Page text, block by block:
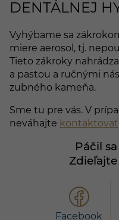
DENTÁLNEJ
Vyhýbame sa
miere aerosol, tj.
Tieto zákroky
a pastou a ručnými
zubného kameňa.
Sme tu pre vás. V
neváhajte kontaktovať
Páčil
Facebook